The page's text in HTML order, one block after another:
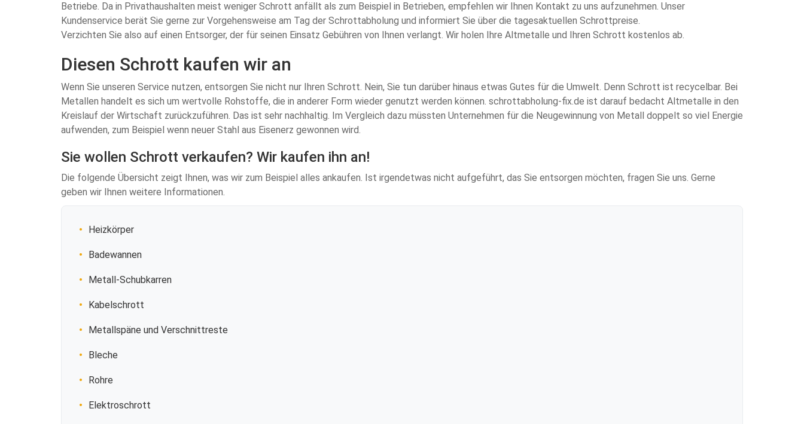
Betriebe. Da in Privathaushalten meist weniger Schrott anfällt als zum Beispiel in Betrieben, empfehlen wir Ihnen Kontakt zu uns aufzunehmen. Unser
Kundenservice berät Sie gerne zur Vorgehensweise am Tag der Schrottabholung und informiert Sie über die tagesaktuellen Schrottpreise.
Verzichten Sie also auf einen Entsorger, der für seinen Einsatz Gebühren von Ihnen verlangt. Wir holen Ihre Altmetalle und Ihren Schrott kostenlos ab.
Diesen Schrott kaufen wir an
Wenn Sie unseren Service nutzen, entsorgen Sie nicht nur Ihren Schrott. Nein, Sie tun darüber hinaus etwas Gutes für die Umwelt. Denn Schrott ist recycelbar. Bei
Metallen handelt es sich um wertvolle Rohstoffe, die in anderer Form wieder genutzt werden können. schrottabholung-fix.de ist darauf bedacht Altmetalle in den
Kreislauf der Wirtschaft zurückzuführen. Das ist sehr nachhaltig. Im Vergleich dazu müssten Unternehmen für die Neugewinnung von Metall doppelt so viel Energie
aufwenden, zum Beispiel wenn neuer Stahl aus Eisenerz gewonnen wird.
Sie wollen Schrott verkaufen? Wir kaufen ihn an!
Die folgende Übersicht zeigt Ihnen, was wir zum Beispiel alles ankaufen. Ist irgendetwas nicht aufgeführt, das Sie entsorgen möchten, fragen Sie uns. Gerne
geben wir Ihnen weitere Informationen.
Heizkörper
Badewannen
Metall-Schubkarren
Kabelschrott
Metallspäne und Verschnittreste
Bleche
Rohre
Elektroschrott